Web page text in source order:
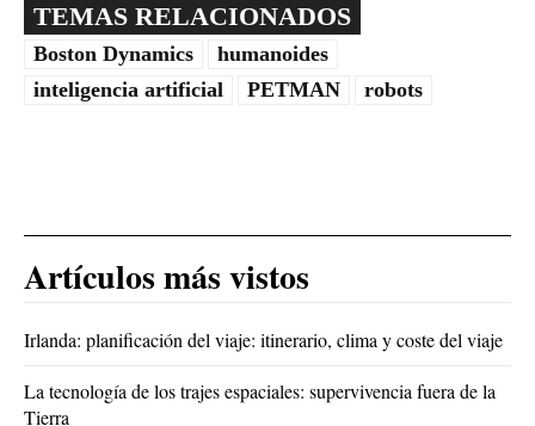
TEMAS RELACIONADOS
Boston Dynamics
humanoides
inteligencia artificial
PETMAN robots
Artículos más vistos
Irlanda: planificación del viaje: itinerario, clima y coste del viaje
La tecnología de los trajes espaciales: supervivencia fuera de la
Tierra